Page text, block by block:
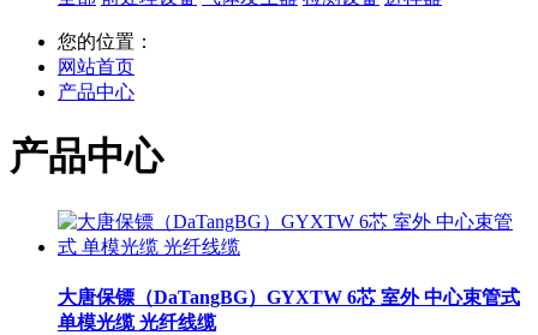
您的位置：
网站首页
产品中心
产品中心
大唐保镖（DaTangBG）GYXTW 6芯 室外 中心束管式
单模光缆 光纤线缆